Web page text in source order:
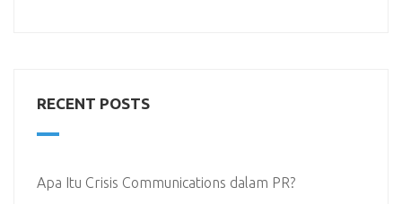
RECENT POSTS
Apa Itu Crisis Communications dalam PR?